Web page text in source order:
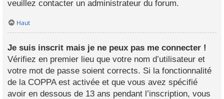
veuillez contacter un administrateur du forum.
Haut
Je suis inscrit mais je ne peux pas me connecter !
Vérifiez en premier lieu que votre nom d’utilisateur et
votre mot de passe soient corrects. Si la fonctionnalité
de la COPPA est activée et que vous avez spécifié
avoir en dessous de 13 ans pendant l’inscription, vous